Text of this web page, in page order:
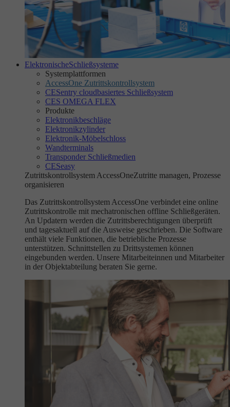
ElektronischeSchließsysteme
Systemplattformen
AccessOne Zutrittskontrollsystem
CESentry cloudbasiertes Schließsystem
CES OMEGA FLEX
Produkte
Elektronikbeschläge
Elektronikzylinder
Elektronik-Möbelschloss
Wandterminals
Transponder Schließmedien
CESeasy
Zutrittskontrollsystem AccessOneZutritte managen, Prozesse
organisieren
Das Zutrittskontrollsystem AccessOne verbindet eine online
Zutrittskontrolle mit mechatronischen offline Schließgeräten.
An Updatern werden die Zutrittsberechtigungen überprüft
und tagesaktuell auf die Ausweise geschrieben. Die Software
enthält viele Funktionen, die betriebliche Prozesse
unterstützen. Schnittstellen zu Drittsystemen können
eingebunden werden. Unsere Mitarbeiteinnen und Mitarbeiter
in der Objektabteilung beraten Sie gerne.